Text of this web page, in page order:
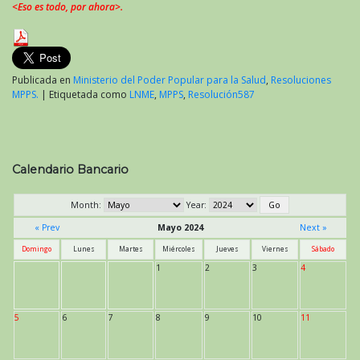
<Eso es todo, por ahora>.
Publicada en Ministerio del Poder Popular para la Salud, Resoluciones
MPPS. | Etiquetada como LNME, MPPS, Resolución587
Calendario Bancario
Month:
Year:
« Prev
Mayo 2024 Next »
Domingo Lunes Martes Miércoles Jueves Viernes Sábado
1 2 3 4
5 6 7 8 9 10 11